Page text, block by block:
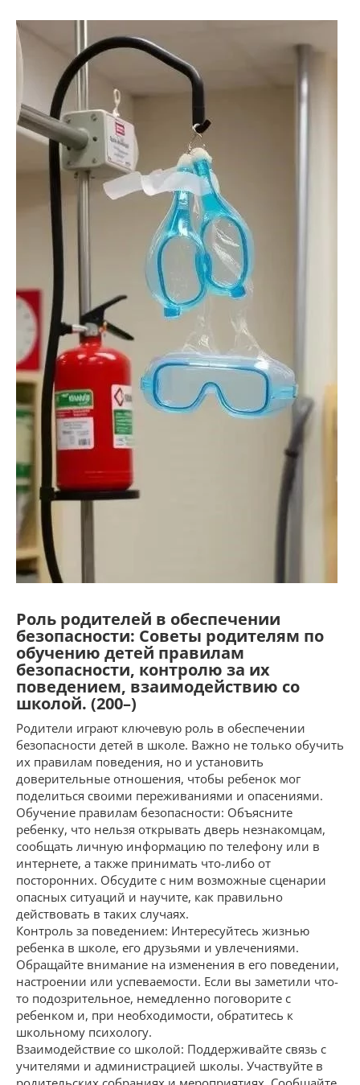
Роль родителей в обеспечении
безопасности: Советы родителям по
обучению детей правилам
безопасности, контролю за их
поведением, взаимодействию со
школой. (200–)
Родители играют ключевую роль в обеспечении
безопасности детей в школе. Важно не только обучить
их правилам поведения, но и установить
доверительные отношения, чтобы ребенок мог
поделиться своими переживаниями и опасениями.
Обучение правилам безопасности: Объясните
ребенку, что нельзя открывать дверь незнакомцам,
сообщать личную информацию по телефону или в
интернете, а также принимать что-либо от
посторонних. Обсудите с ним возможные сценарии
опасных ситуаций и научите, как правильно
действовать в таких случаях.
Контроль за поведением: Интересуйтесь жизнью
ребенка в школе, его друзьями и увлечениями.
Обращайте внимание на изменения в его поведении,
настроении или успеваемости. Если вы заметили что-
то подозрительное, немедленно поговорите с
ребенком и, при необходимости, обратитесь к
школьному психологу.
Взаимодействие со школой: Поддерживайте связь с
учителями и администрацией школы. Участвуйте в